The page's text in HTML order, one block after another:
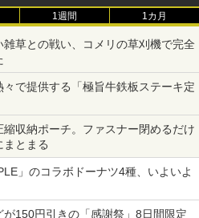
1週間 1カ月
雑草との戦い、コメリの草刈機で完全
で提供する「極旨牛鉄板ステーキ定
収納ポーチ。ファスナー閉めるだけ
まとまる
」のコラボドーナツ4種、いよいよ
150円引きの「感謝祭」8日間限定